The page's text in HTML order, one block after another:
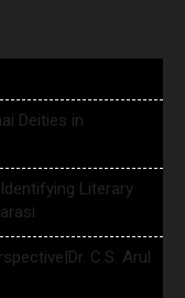
Deities in
Literary
C.S. Arul